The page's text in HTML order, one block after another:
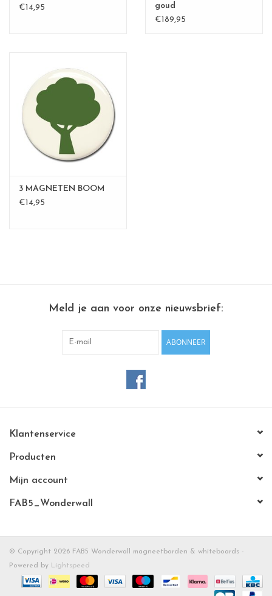
€14,95
goud
€189,95
3 MAGNETEN BOOM
€14,95
Meld je aan voor onze nieuwsbrief:
ABONNEER
Klantenservice
Producten
Mijn account
FAB5_Wonderwall
© Copyright 2026 FAB5 Wonderwall magneetborden & whiteboards -
Powered by Lightspeed